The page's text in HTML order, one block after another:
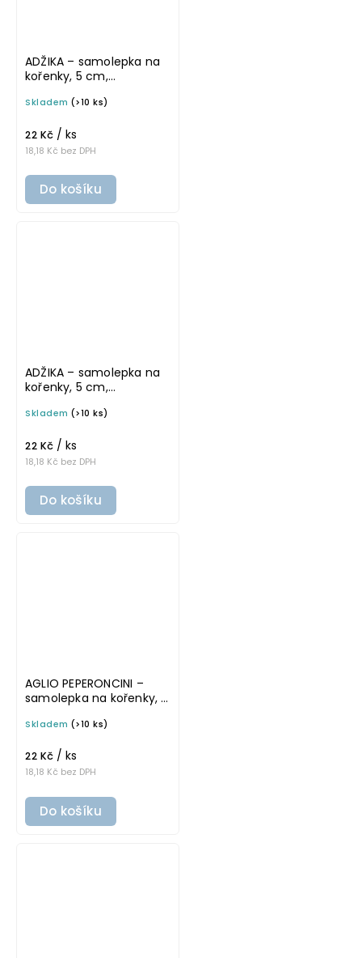
ADŽIKA – samolepka na
kořenky, 5 cm,
Skladem (>10 ks)
18,18 Kč bez DPH
22 Kč / ks
Do košíku
ADŽIKA – samolepka na
kořenky, 5 cm,
písmo
Skladem (>10 ks)
18,18 Kč bez DPH
22 Kč / ks
Do košíku
AGLIO PEPERONCINI –
samolepka na kořenky, 3
písmo
Skladem (>10 ks)
18,18 Kč bez DPH
22 Kč / ks
Do košíku